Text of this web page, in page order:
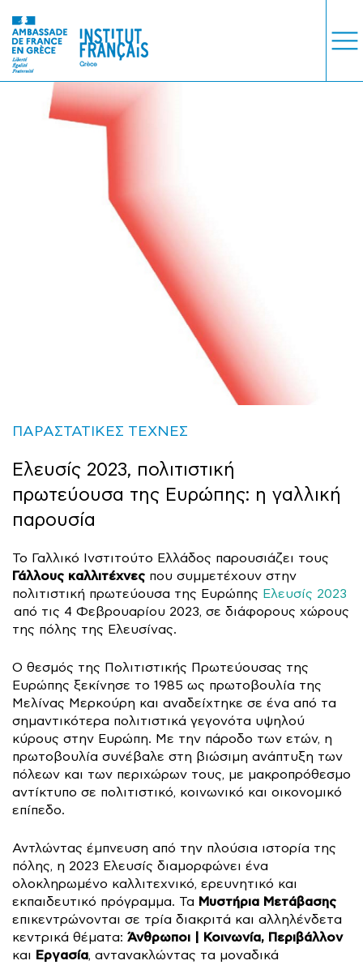
ΜΑΘΗΜΑΤΑ
ΠΑΡΑΣΤΑΤΙΚΕΣ ΤΕΧΝΕΣ
Ελευσίς 2023, πολιτιστική
πρωτεύουσα της Ευρώπης: η γαλλική
παρουσία
Το Γαλλικό Ινστιτούτο Ελλάδος παρουσιάζει τους
Γάλλους καλλιτέχνες που συμμετέχουν στην
πολιτιστική πρωτεύουσα της Ευρώπης Ελευσίς 2023
από τις 4 Φεβρουαρίου 2023, σε διάφορους χώρους
της πόλης της Ελευσίνας.
Ο θεσμός της Πολιτιστικής Πρωτεύουσας της
Ευρώπης ξεκίνησε το 1985 ως πρωτοβουλία της
Μελίνας Μερκούρη και αναδείχτηκε σε ένα από τα
σημαντικότερα πολιτιστικά γεγονότα υψηλού
κύρους στην Ευρώπη. Με την πάροδο των ετών, η
πρωτοβουλία συνέβαλε στη βιώσιμη ανάπτυξη των
πόλεων και των περιχώρων τους, με μακροπρόθεσμο
αντίκτυπο σε πολιτιστικό, κοινωνικό και οικονομικό
επίπεδο.
Αντλώντας έμπνευση από την πλούσια ιστορία της
πόλης, η 2023 Ελευσίς διαμορφώνει ένα
ολοκληρωμένο καλλιτεχνικό, ερευνητικό και
εκπαιδευτικό πρόγραμμα. Τα Μυστήρια Μετάβασης
επικεντρώνονται σε τρία διακριτά και αλληλένδετα
κεντρικά θέματα: Άνθρωποι | Κοινωνία, Περιβάλλον
και Εργασία, αντανακλώντας τα μοναδικά